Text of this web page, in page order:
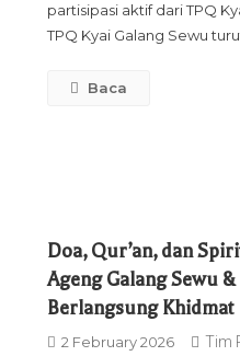
Sewu
2026,
partisipasi aktif dari TPQ
TPQ Kyai Galang Sewu
Baca
Doa, Qur’an, dan
Ageng Galang Sewu
Berlangsung Khidmat
2 February 2026
Tim